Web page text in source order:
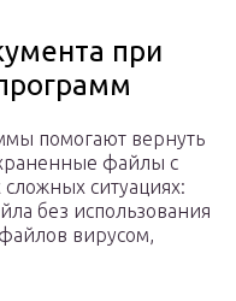
при
помогают вернуть
файлы с
ситуациях:
без использования
вирусом,